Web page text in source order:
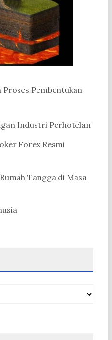
Pembentukan
Industri Perhotelan
Forex Resmi
Tangga di Masa